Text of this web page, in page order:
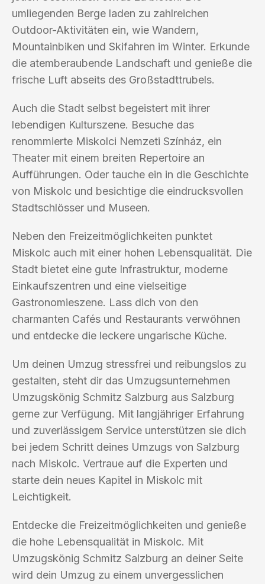
umliegenden Berge laden zu zahlreichen
Outdoor-Aktivitäten ein, wie Wandern,
Mountainbiken und Skifahren im Winter. Erkunde
die atemberaubende Landschaft und genieße die
frische Luft abseits des Großstadttrubels.
Auch die Stadt selbst begeistert mit ihrer
lebendigen Kulturszene. Besuche das
renommierte Miskolci Nemzeti Színház, ein
Theater mit einem breiten Repertoire an
Aufführungen. Oder tauche ein in die Geschichte
von Miskolc und besichtige die eindrucksvollen
Stadtschlösser und Museen.
Neben den Freizeitmöglichkeiten punktet
Miskolc auch mit einer hohen Lebensqualität. Die
Stadt bietet eine gute Infrastruktur, moderne
Einkaufszentren und eine vielseitige
Gastronomieszene. Lass dich von den
charmanten Cafés und Restaurants verwöhnen
und entdecke die leckere ungarische Küche.
Um deinen Umzug stressfrei und reibungslos zu
gestalten, steht dir das Umzugsunternehmen
Umzugskönig Schmitz Salzburg aus Salzburg
gerne zur Verfügung. Mit langjähriger Erfahrung
und zuverlässigem Service unterstützen sie dich
bei jedem Schritt deines Umzugs von Salzburg
nach Miskolc. Vertraue auf die Experten und
starte dein neues Kapitel in Miskolc mit
Leichtigkeit.
Entdecke die Freizeitmöglichkeiten und genieße
die hohe Lebensqualität in Miskolc. Mit
Umzugskönig Schmitz Salzburg an deiner Seite
wird dein Umzug zu einem unvergesslichen